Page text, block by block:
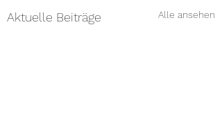
Aktuelle Beiträge Alle ansehen